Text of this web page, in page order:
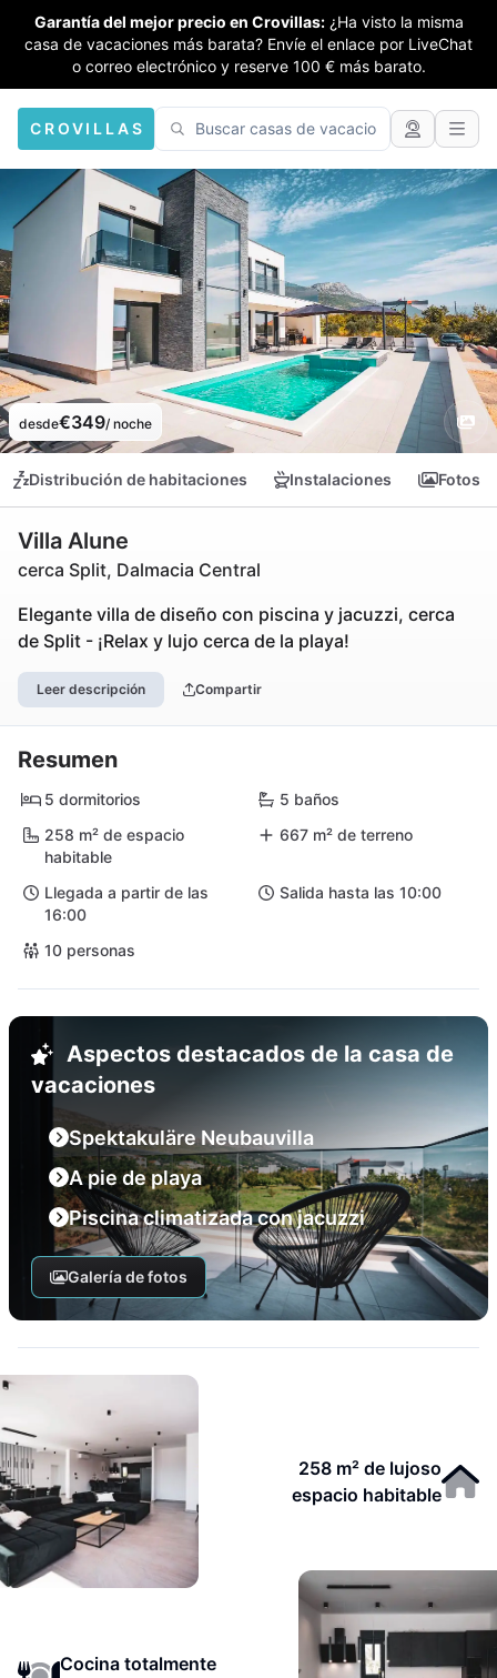
Garantía del mejor precio en Crovillas: ¿Ha visto la misma
casa de vacaciones más barata? Envíe el enlace por LiveChat
o correo electrónico y reserve 100 € más barato.
CROVILLAS
desde€349/ noche
Distribución de habitaciones Instalaciones Fotos
Villa Alune
cerca Split, Dalmacia Central
Elegante villa de diseño con piscina y jacuzzi, cerca
de Split - ¡Relax y lujo cerca de la playa!
Leer descripción Compartir
Resumen
5 dormitorios
5 baños
258 m² de espacio
habitable
667 m² de terreno
Llegada a partir de las
16:00
Salida hasta las 10:00
10 personas
Aspectos destacados de la casa de
vacaciones
Spektakuläre Neubauvilla
A pie de playa
Piscina climatizada con jacuzzi
Galería de fotos
258 m² de lujoso
espacio habitable
Cocina totalmente